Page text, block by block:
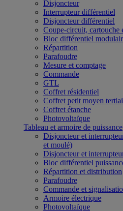
Disjoncteur
Interrupteur différentiel
Disjoncteur différentiel
Coupe-circuit, cartouche
Bloc différentiel
Répartition
Parafoudre
Mesure et comptage
Commande
GTL
Coffret résidentiel
Coffret petit moyen
Coffret étanche
Photovoltaïque
Tableau et armoire de puissance
Disjoncteur et
et moulé)
Disjoncteur et
Bloc différentiel
Répartition et distribution
Parafoudre
Commande et
Armoire électrique
Photovoltaïque